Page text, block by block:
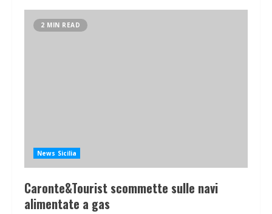
2 MIN READ
News Sicilia
Caronte&Tourist scommette sulle navi
alimentate a gas